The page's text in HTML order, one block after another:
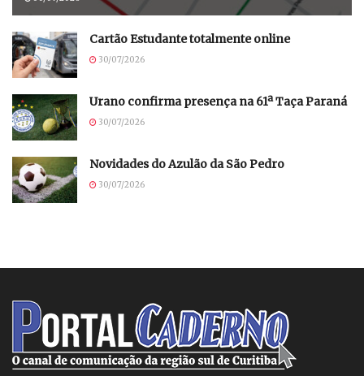
Cartão Estudante totalmente online
30/07/2026
Urano confirma presença na 61ª Taça Paraná
30/07/2026
Novidades do Azulão da São Pedro
30/07/2026